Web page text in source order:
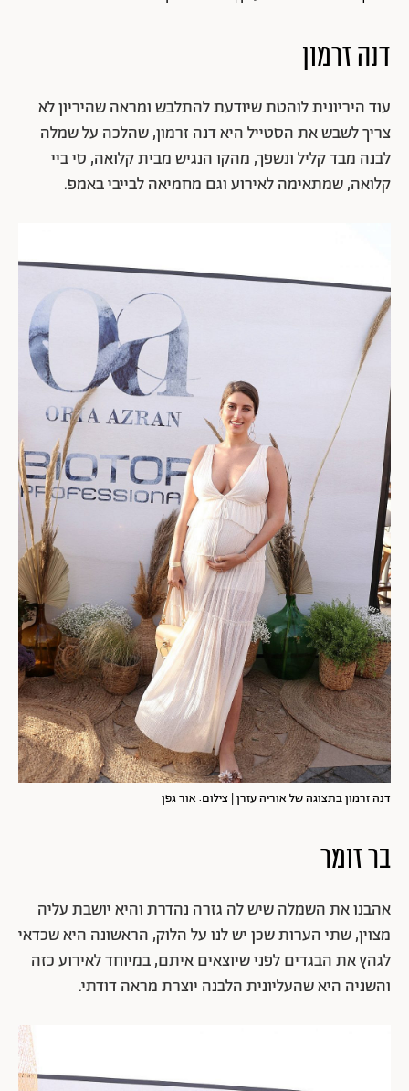
דנה זרמון
עוד היריונית לוהטת שיודעת להתלבש ומראה שהיריון לא
צריך לשבש את הסטייל היא דנה זרמון, שהלכה על שמלה
לבנה מבד קליל ונשפך, מהקו הנגיש מבית קלואה, סי ביי
קלואה, שמתאימה לאירוע וגם מחמיאה לבייבי באמפ.
דנה זרמון בתצוגה של אוריה עזרן | צילום: אור גפן
בר זומר
אהבנו את השמלה שיש לה גזרה נהדרת והיא יושבת עליה
מצוין, שתי הערות שכן יש לנו על הלוק, הראשונה היא שכדאי
לגהץ את הבגדים לפני שיוצאים איתם, במיוחד לאירוע כזה
והשניה היא שהעליונית הלבנה יוצרת מראה דודתי.